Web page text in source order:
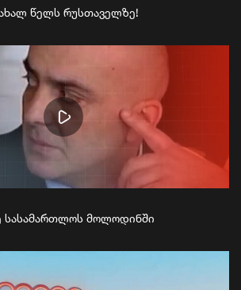
წელს რუსთაველზე!
სასამართლოს მოლოდინში